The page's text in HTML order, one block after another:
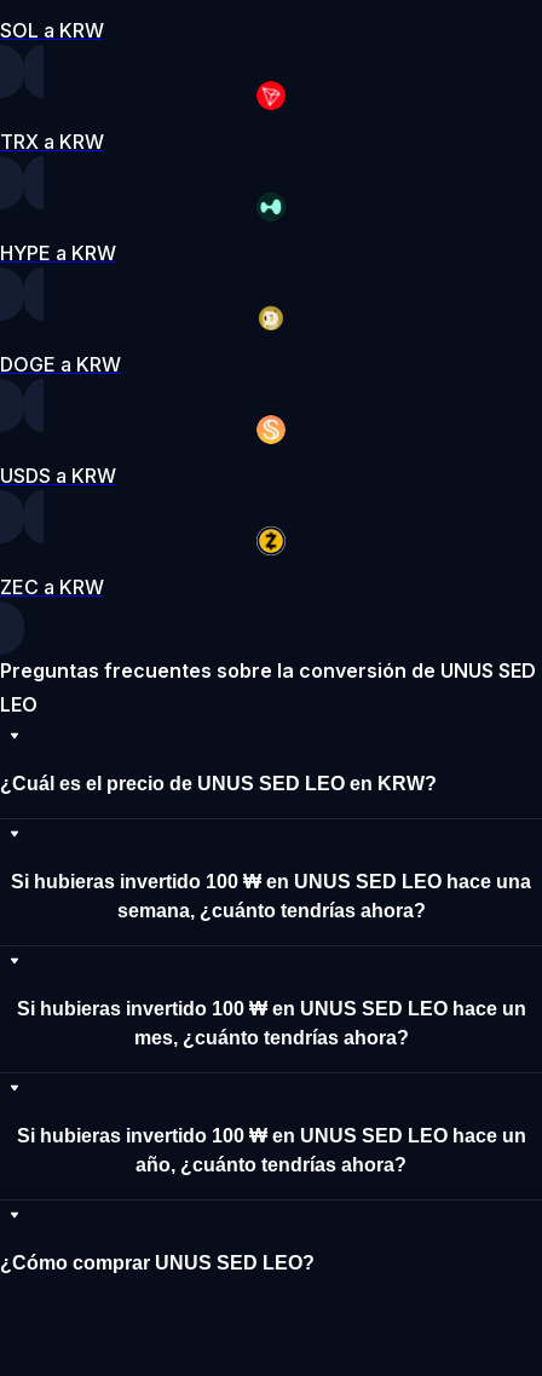
SOL a KRW
TRX a KRW
HYPE a KRW
DOGE a KRW
USDS a KRW
ZEC a KRW
Preguntas frecuentes sobre la conversión de UNUS SED
LEO
¿Cuál es el precio de UNUS SED LEO en KRW?
Si hubieras invertido 100 ₩ en UNUS SED LEO hace una
semana, ¿cuánto tendrías ahora?
Si hubieras invertido 100 ₩ en UNUS SED LEO hace un
mes, ¿cuánto tendrías ahora?
Si hubieras invertido 100 ₩ en UNUS SED LEO hace un
año, ¿cuánto tendrías ahora?
¿Cómo comprar UNUS SED LEO?